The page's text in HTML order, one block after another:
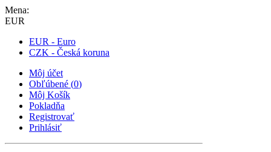
Mena:
EUR
EUR - Euro
CZK - Česká koruna
Môj účet
Obľúbené (0)
Môj Košík
Pokladňa
Registrovať
Prihlásiť